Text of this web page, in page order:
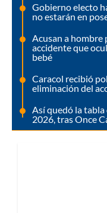
Gobierno electo
no estarán en
Acusan a
accidente que
bebé
Caracol recibió
eliminación del
Así quedó la
2026, tras Once